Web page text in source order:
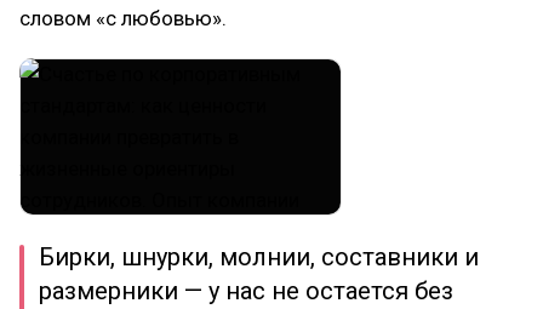
словом «с любовью».
Бирки, шнурки, молнии, составники и
размерники — у нас не остается без